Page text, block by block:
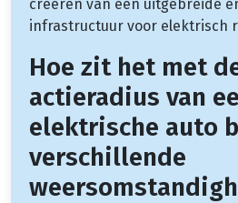
creëren van een uitgebreide
infrastructuur voor elektrisch
Hoe zit het met
actieradius van
elektrische auto
verschillende